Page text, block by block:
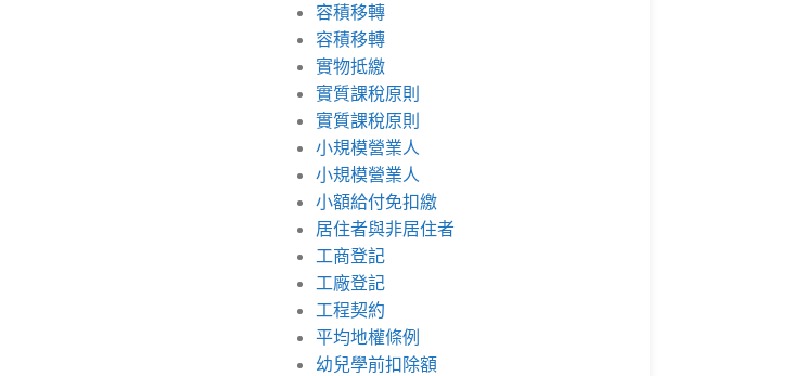
容積移轉
容積移轉
實物抵繳
實質課稅原則
實質課稅原則
小規模營業人
小規模營業人
小額給付免扣繳
居住者與非居住者
工商登記
工廠登記
工程契約
平均地權條例
幼兒學前扣除額